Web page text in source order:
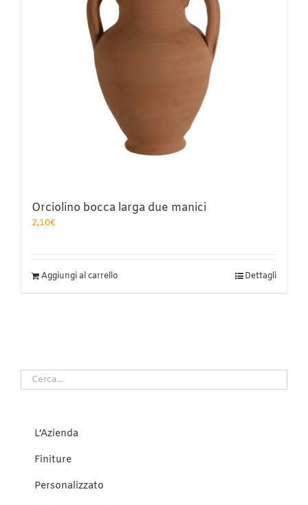
Orciolino bocca larga due manici
2,10€
Aggiungi al carrello Dettagli
L’Azienda
Finiture
Personalizzato